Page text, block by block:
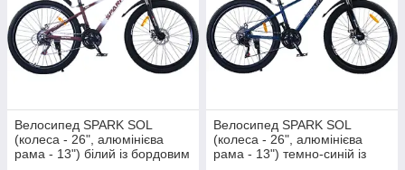
Велосипед SPARK SOL
(колеса - 26", алюмінієва
рама - 13") білий із бордовим
Велосипед SPARK SOL
(колеса - 26", алюмінієва
рама - 13") темно-синій із